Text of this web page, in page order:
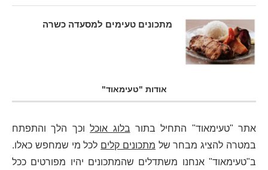
מתכונים טעימים למסעדה כשרה
אודות "טעימאוד"
אתר "טעימאוד" התחיל בתור בלוג אוכלוכך הלך והתפתח
במטרה להציג מבחר של מתכונים קלים לכל מי שמחפש כאלו.
ב"טעימאוד" אנחנו משתדלים שהמתכונים יהיו מפורטים ככל